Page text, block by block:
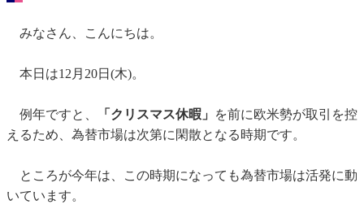
みなさん、こんにちは。
本日は12月20日(木)。
例年ですと、 「クリスマス休暇」
を前に欧米勢が取引を控
えるため、為替市場は次第に閑散となる時期です。
ところが今年は、この時期になっても為替市場は活発に動
いています。